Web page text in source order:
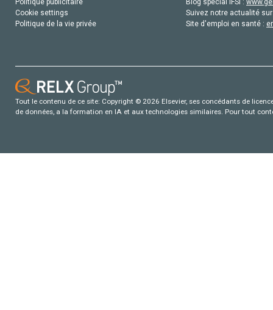
Politique publicitaire
Cookie settings
Politique de la vie privée
Blog special IFSI :
Suivez notre actualité
Site d'emploi en santé :
Tout le contenu de ce site: Copyright © 2026 Elsevier, ses concédants de
de données, a la formation en IA et aux technologies similaires. Pour tout